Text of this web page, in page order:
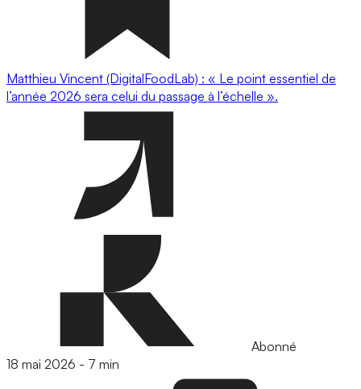
Matthieu Vincent (DigitalFoodLab) : « Le point essentiel de
l’année 2026 sera celui du passage à l’échelle ».
Abonné
18 mai 2026 - 7 min